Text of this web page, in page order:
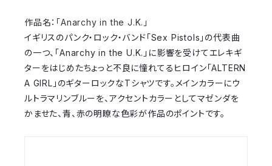
作品名： 「Anarchy in the J.K.」
イギリスのパンク・ロック・バンド「Sex Pistols」の代表曲
の一つ、「Anarchy in the U.K.」に影響を受けてエレキギ
ターをはじめたちょっと不良に憧れてるヒロイン「ALTERN
A GIRL」のギターロックなTシャツです。 メインカラーにウ
ルトラマリンブルーを、アクセントカラーとしてマゼンダを
かませた、青、赤の明瞭な色彩が作品のポイントです。